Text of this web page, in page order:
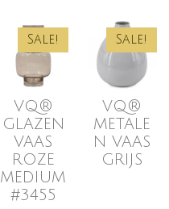
Sale!
VQ®
GLAZEN
VAAS
ROZE
MEDIUM
#3455
Sale!
VQ®
METALE
N VAAS
GRIJS